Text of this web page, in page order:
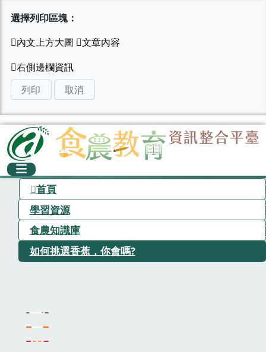
選擇列印區塊：
列印 取消
首頁
學習資源
食農知識庫
如何挑選香蕉，你會嗎?